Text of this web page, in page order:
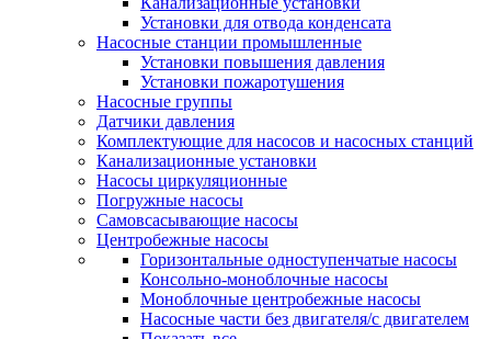
Установки для отвода конденсата
Насосные станции промышленные
Установки повышения давления
Установки пожаротушения
Насосные группы
Датчики давления
Комплектующие для насосов и насосных станций
Канализационные установки
Насосы циркуляционные
Погружные насосы
Самовсасывающие насосы
Центробежные насосы
Горизонтальные одноступенчатые насосы
Консольно-моноблочные насосы
Моноблочные центробежные насосы
Насосные части без двигателя/с двигателем